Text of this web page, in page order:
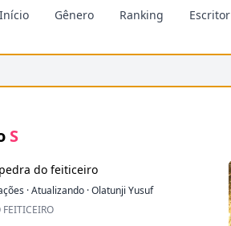
Início Gênero Ranking Escritor
S
pedra do feiticeiro
·Atualizando ·Olatunji Yusuf